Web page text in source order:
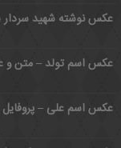
عکس نوشته شهید سردار
عکس اسم تولد – متن و
عکس اسم علی –